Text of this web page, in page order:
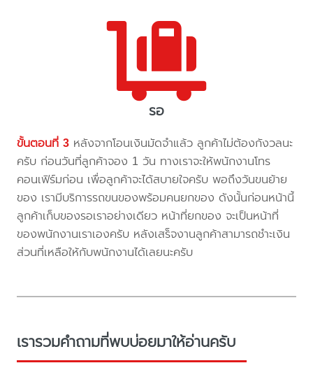
รอ
ขั้นตอนที่ 3 หลังจากโอนเงินมัดจำแล้ว ลูกค้าไม่ต้องกังวลนะ
ครับ ก่อนวันที่ลูกค้าจอง 1 วัน ทางเราจะให้พนักงานโทร
คอนเฟิร์มก่อน เพื่อลูกค้าจะได้สบายใจครับ พอถึงวันขนย้าย
ของ เรามีบริการรถขนของพร้อมคนยกของ ดังนั้นก่อนหน้านี้
ลูกค้าเก็บของรอเราอย่างเดียว หน้าที่ยกของ จะเป็นหน้าที่
ของพนักงานเราเองครับ หลังเสร็จงานลูกค้าสามารถชำะเงิน
ส่วนที่เหลือให้กับพนักงานได้เลยนะครับ
เรารวมคำถามที่พบบ่อยมาให้อ่านครับ